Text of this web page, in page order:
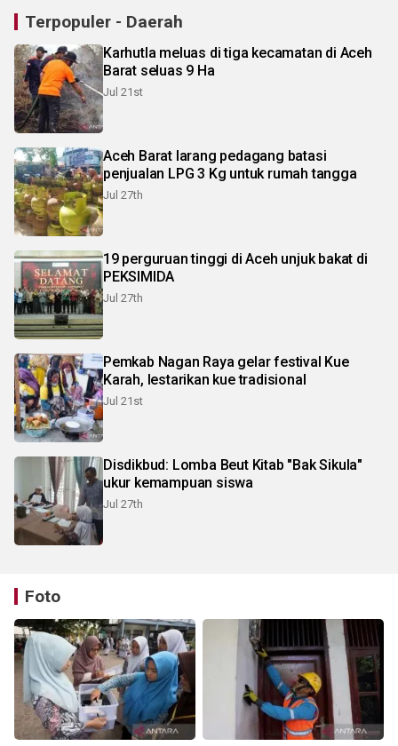
Terpopuler - Daerah
Karhutla meluas di tiga kecamatan di Aceh
Barat seluas 9 Ha
Jul 21st
Aceh Barat larang pedagang batasi
penjualan LPG 3 Kg untuk rumah tangga
Jul 27th
19 perguruan tinggi di Aceh unjuk bakat di
PEKSIMIDA
Jul 27th
Pemkab Nagan Raya gelar festival Kue
Karah, lestarikan kue tradisional
Jul 21st
Disdikbud: Lomba Beut Kitab "Bak Sikula"
ukur kemampuan siswa
Jul 27th
Foto